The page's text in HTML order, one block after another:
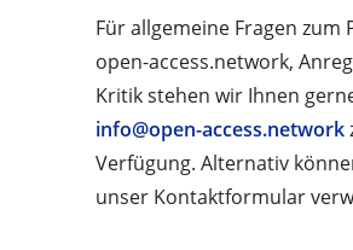
Für allgemeine Fragen zum
open-access.network,
Kritik stehen wir Ihnen
info@open-access.network
Verfügung. Alternativ
unser Kontaktformular